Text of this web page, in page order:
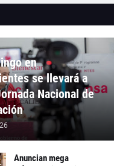
en
se llevará a
Nacional de
Anuncian mega